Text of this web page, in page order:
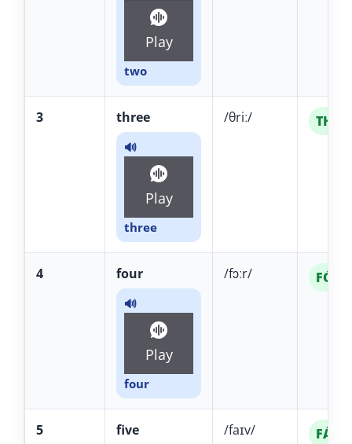
Play
two
3 three
🔊
Play
three
/θriː/ THRÍ
4 four
🔊
Play
four
/fɔːr/ FÓR
5 five /faɪv/ FÁIV